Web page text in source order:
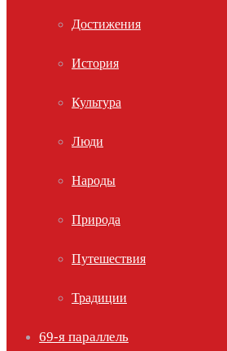
Достижения
История
Культура
Люди
Народы
Природа
Путешествия
Традиции
69-я параллель